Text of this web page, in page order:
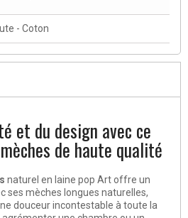
- Coton
et du design avec ce
de haute qualité
naturel en laine pop Art offre un
ses mèches longues naturelles,
douceur incontestable à toute la